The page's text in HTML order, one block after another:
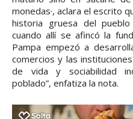
monedas·, aclara el escrito
historia gruesa del
cuando allí se afincó la
Pampa empezó a
comercios y las
de vida y sociabilidad
poblado”, enfatiza la nota.